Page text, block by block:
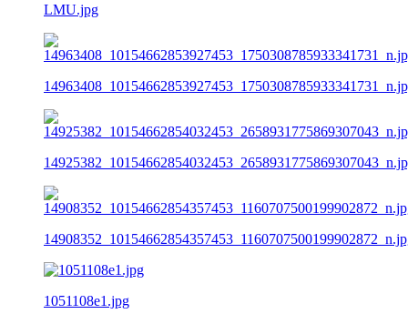
LMU.jpg
1051108e1.jpg